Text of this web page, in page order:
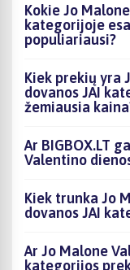
Kokie Jo
kategorijoje
populiariausi?
Kiek prekių yra
dovanos JAI
žemiausia
Ar BIGBOX.LT
Valentino
Kiek trunka Jo
dovanos JAI
Ar Jo Malone
kategorijos